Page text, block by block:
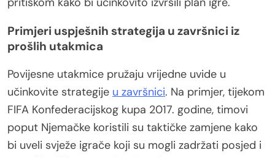
Primjeri uspješnih strategija u završnici iz
prošlih utakmica
Povijesne utakmice pružaju vrijedne uvide u
učinkovite strategije u završnici. Na primjer, tijekom
FIFA Konfederacijskog kupa 2017. godine, timovi
poput Njemačke koristili su taktičke zamjene kako
bi uveli svježe igrače koji su mogli zadržati posjed i